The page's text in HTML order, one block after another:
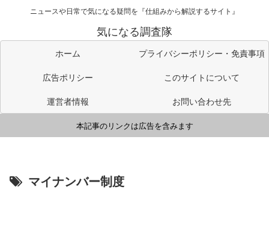
ニュースや日常で気になる疑問を『仕組みから解説するサイト』
気になる調査隊
ホーム
プライバシーポリシー・免責事項
広告ポリシー
このサイトについて
運営者情報
お問い合わせ先
本記事のリンクは広告を含みます
マイナンバー制度